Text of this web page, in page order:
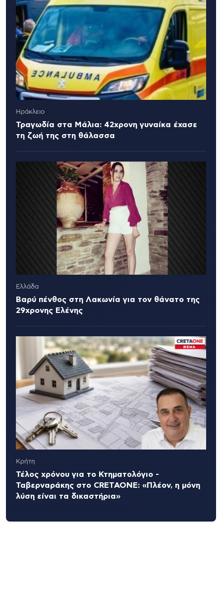
Ηράκλειο
Τραγωδία στα Μάλια: 42χρονη γυναίκα έχασε
τη ζωή της στη θάλασσα
Ελλάδα
Βαρύ πένθος στη Λακωνία για τον θάνατο της
29χρονης Ελένης
Κρήτη
Τέλος χρόνου για το Κτηματολόγιο -
Ταβερναράκης στο CRETAONE: «Πλέον, η μόνη
λύση είναι τα δικαστήρια»